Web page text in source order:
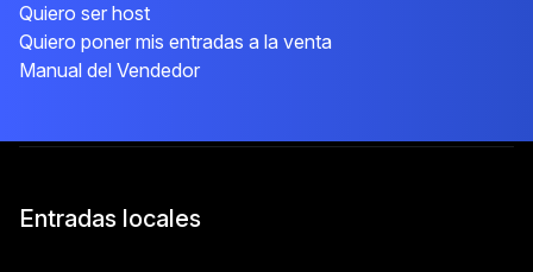
Quiero ser host
Quiero poner mis entradas a la venta
Manual del Vendedor
Entradas locales